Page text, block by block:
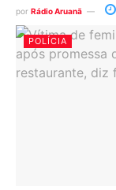
por Rádio Aruanã
POLÍCIA